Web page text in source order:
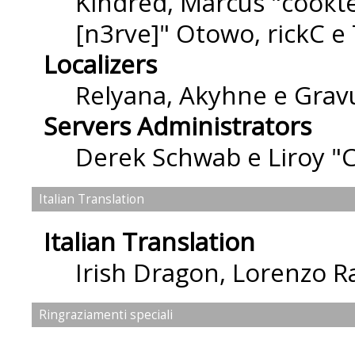
[n3rve]" Otowo, rickC e
Localizers
Relyana, Akyhne e
Servers Administrators
Derek Schwab e Liroy
Italian Translation
Italian Translation
Irish Dragon, Lorenzo
Ringraziamenti speciali